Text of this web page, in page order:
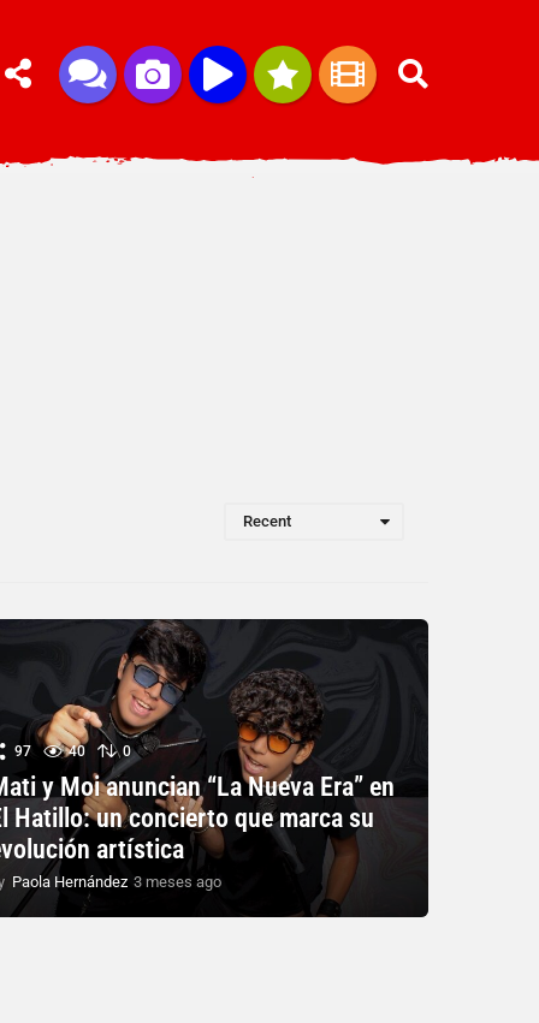
Recent
97 40 0
y Moi anuncian “La Nueva Era” en
Hatillo: un concierto que marca su
artística
Paola Hernández 3 meses ago